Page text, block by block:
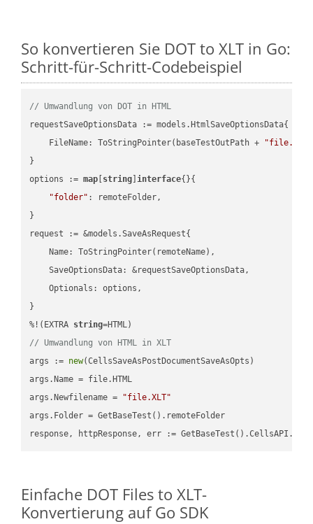
So konvertieren Sie DOT to XLT in Go:
Schritt-für-Schritt-Codebeispiel
// Umwandlung von DOT in HTML
requestSaveOptionsData := models.HtmlSaveOptionsData{
    FileName: ToStringPointer(baseTestOutPath +
"file.DOT"
}
options := map string ]interface{}{
"folder" : remoteFolder,
}
request := &models.SaveAsRequest{
    Name: ToStringPointer(remoteName),
    SaveOptionsData: &requestSaveOptionsData,
    Optionals: options,
}
%!(EXTRA string
// Umwandlung von HTML in XLT
args := new(CellsSaveAsPostDocumentSaveAsOpts)
args.Name = file.HTML
args.Newfilename =
"file.XLT"
args.Folder = GetBaseTest().remoteFolder
Einfache DOT Files to XLT-
Konvertierung auf Go SDK